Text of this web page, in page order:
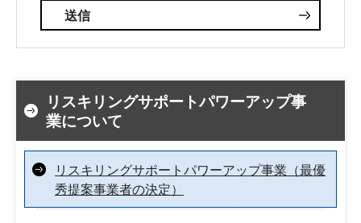
リスキリングサポートパワーアップ事
業について
リスキリングサポートパワーアップ事業（最優
秀提案事業者の決定）